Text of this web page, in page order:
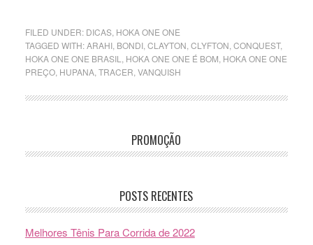
FILED UNDER: DICAS, HOKA ONE ONE
TAGGED WITH:ARAHI, BONDI, CLAYTON CLYFTON CONQUEST,
HOKA ONE ONE BRASIL
HOKA ONE ONE É BOM HOKA ONE ONE
PREÇO, HUPANA, TRACER VANQUISH
PROMOÇÃO
POSTS RECENTES
Melhores Tênis Para Corrida de 2022